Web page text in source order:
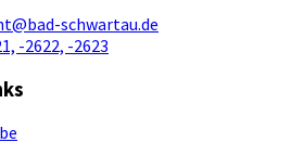
schwartau.de
-2622, -2623